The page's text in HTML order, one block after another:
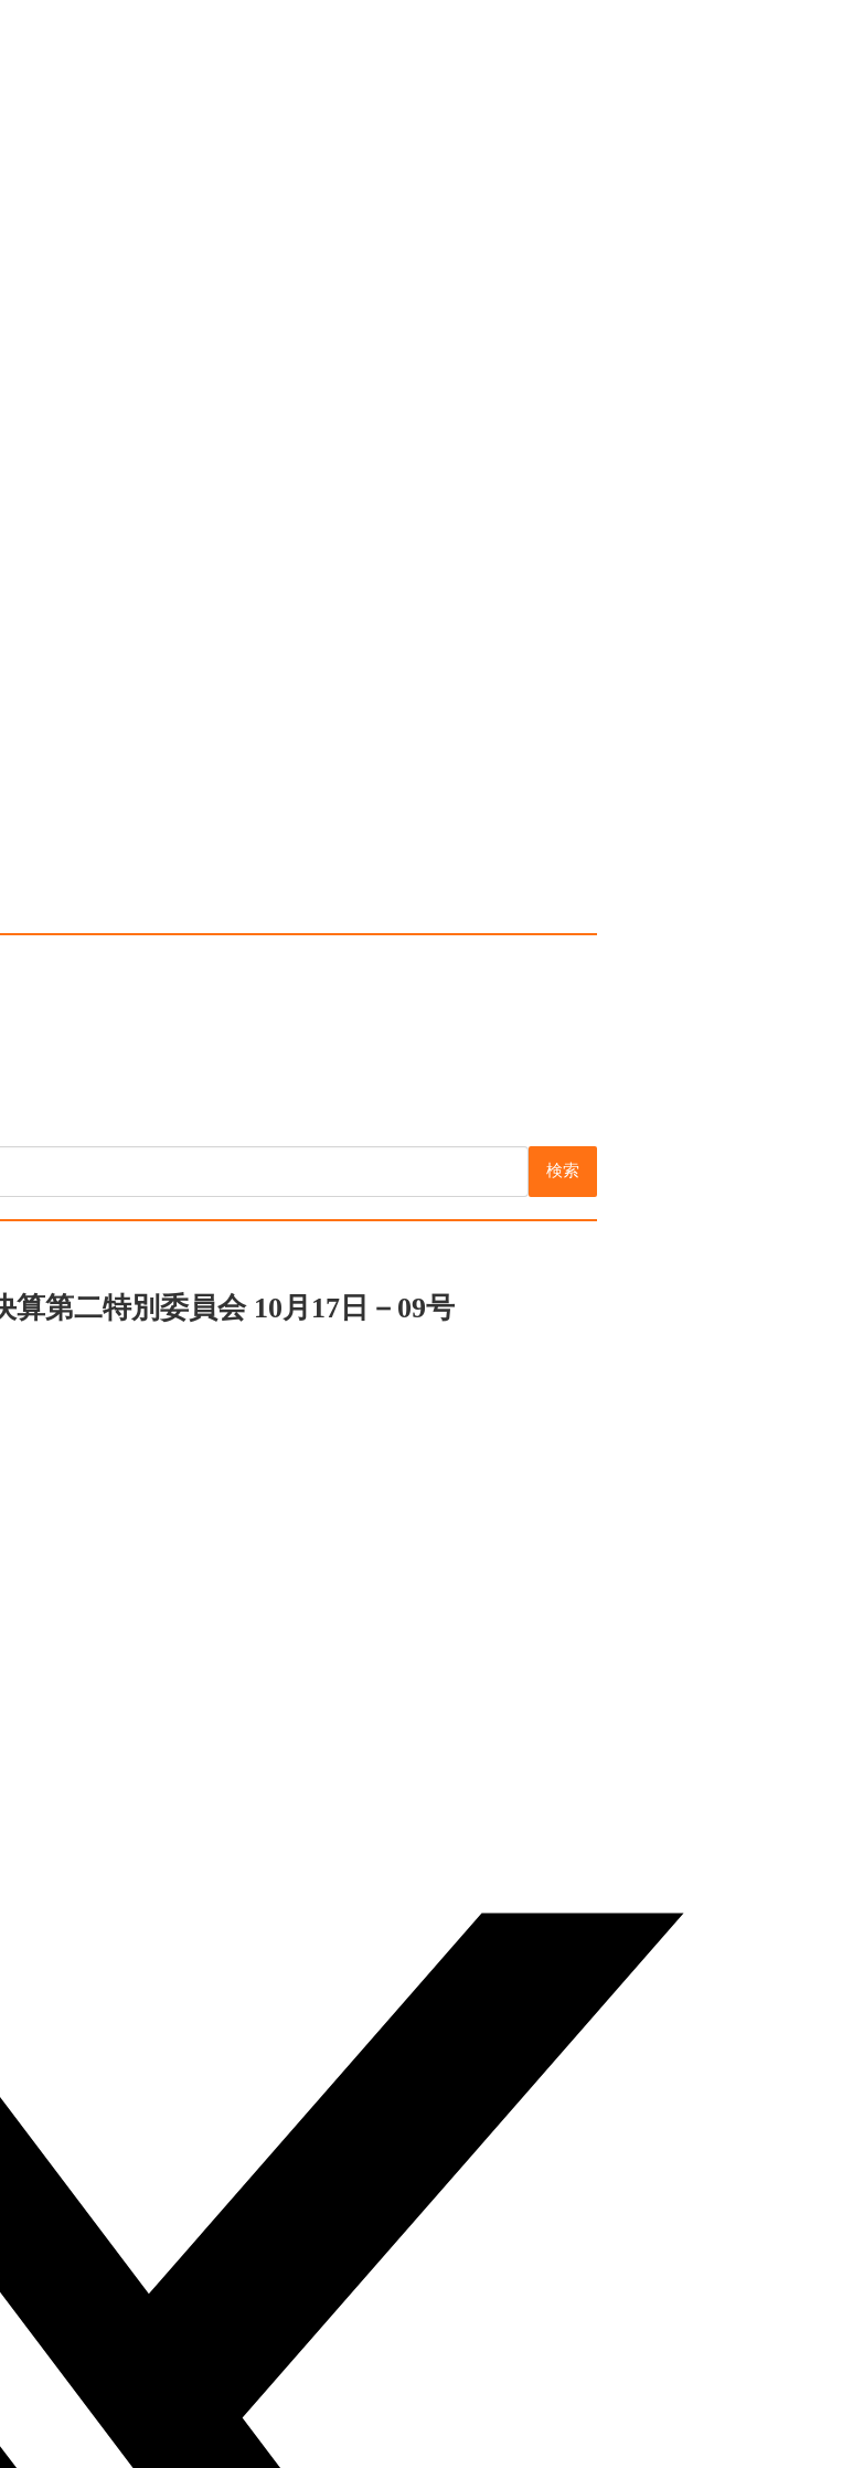
検索
第二特別委員会 10月17日－09号